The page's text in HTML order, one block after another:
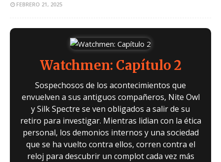
FEBRERO 21, 2025
Watchmen: Capítulo 2
Sospechosos de los acontecimientos que
envuelven a sus antiguos compañeros, Nite Owl
y Silk Spectre se ven obligados a salir de su
retiro para investigar. Mientras lidian con la ética
personal, los demonios internos y una sociedad
que se ha vuelto contra ellos, corren contra el
reloj para descubrir un complot cada vez más